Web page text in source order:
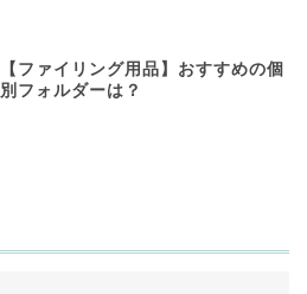
【ファイリング用品】おすすめの個
別フォルダーは？